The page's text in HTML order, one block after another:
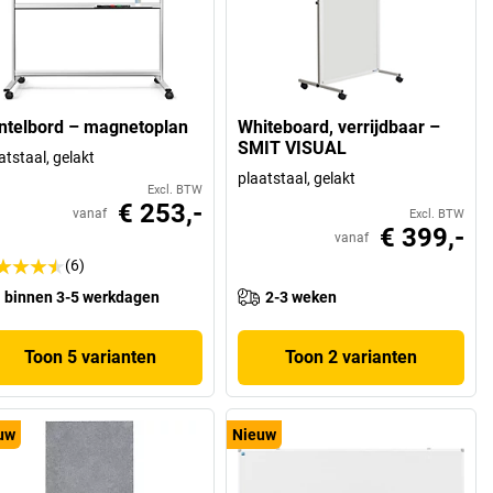
– magnetoplan
gelakt
Excl. BTW
vanaf € 253,-
(6)
binnen 3-5 werkdagen
Toon 5 varianten
Whiteboard, verrijdbaar –
SMIT VISUAL
plaatstaal, gelakt
Excl. BTW
vanaf € 399,-
2-3 weken
Toon 2 varianten
Nieuw